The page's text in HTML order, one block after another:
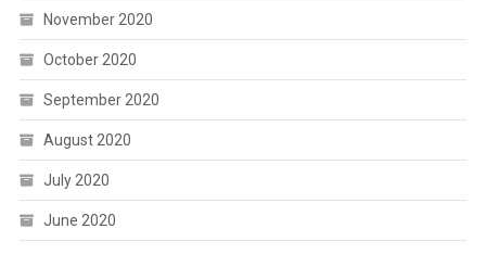
November 2020
October 2020
September 2020
August 2020
July 2020
June 2020